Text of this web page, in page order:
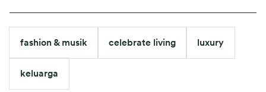
fashion & musik celebrate living luxury
keluarga